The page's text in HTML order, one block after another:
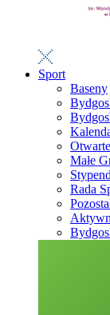
Sport
Baseny
Małe
Rada